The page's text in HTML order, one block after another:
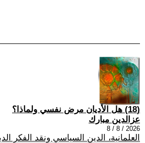
(18) هل الأديان مرض نفسي ولماذا؟
عزالدين مبارك
2026 / 8 / 8
العلمانية، الدين السياسي ونقد الفكر